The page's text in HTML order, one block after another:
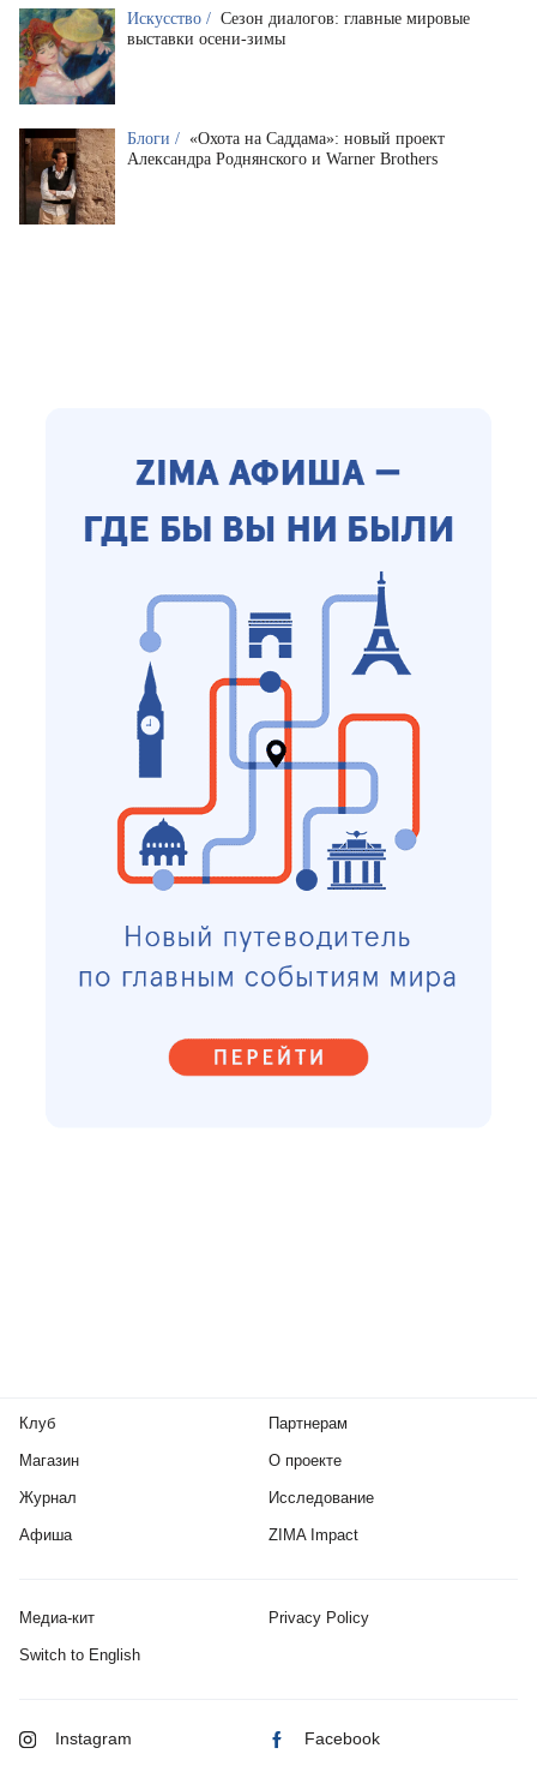
Искусство / Сезон диалогов: главные мировые
выставки осени-зимы
Блоги / «Охота на Саддама»: новый проект
Александра Роднянского и Warner Brothers
Клуб
Магазин
Журнал
Афиша
Партнерам
О проекте
Исследование
ZIMA Impact
Медиа-кит Privacy Policy
Switch to English
Instagram Facebook